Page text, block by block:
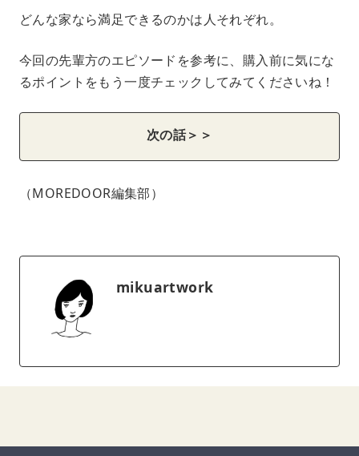
どんな家なら満足できるのかは人それぞれ。
今回の先輩方のエピソードを参考に、購入前に気にな
るポイントをもう一度チェックしてみてくださいね！
次の話＞＞
（MOREDOOR編集部）
mikuartwork